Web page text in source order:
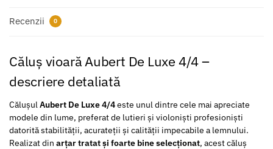
Recenzii 0
Căluș vioară Aubert De Luxe 4/4 –
descriere detaliată
Călușul Aubert De Luxe 4/4este unul dintre cele mai apreciate
modele din lume, preferat de lutieri și violoniști profesioniști
datorită stabilității, acurateții și calității impecabile a lemnului.
Realizat din arțar tratat și foarte bine selecționat, acest căluș